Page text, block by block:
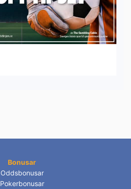
Bonusar
Oddsbonusar
Pokerbonusar